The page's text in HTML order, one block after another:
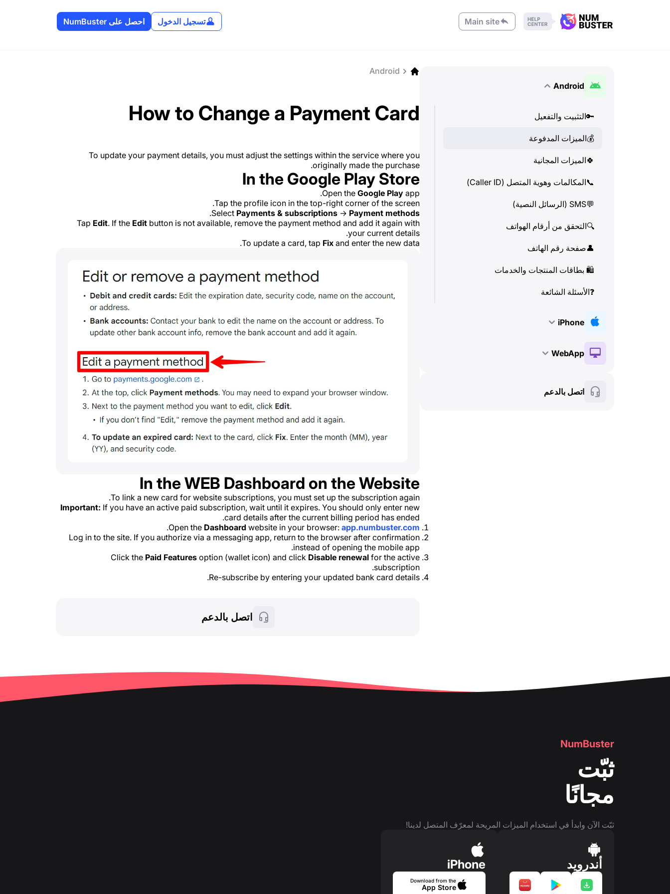
Main site تسجيل الدخول احصل على NumBuster
Android
🔑التثبيت والتفعيل
💰الميزات المدفوعة
🍀الميزات المجانية
📞المكالمات وهوية المتصل (Caller ID)
💬SMS (الرسائل النصية)
🔍التحقق من أرقام الهواتف
👤صفحة رقم الهاتف
🛍 ️ بطاقات المنتجات والخدمات
❓الأسئلة الشائعة
iPhone
🔑 التثبيت والتفعيل
🍀 الميزات المجانية
WebApp
اتصل بالدعم
Android
How to Change a Payment Card
To update your payment details, you must adjust the settings within the service where you
originally made the purchase.
In the Google Play Store
Open the Google Play app.
Tap the profile icon in the top-right corner of the screen.
Select Payments & subscriptions → Payment methods
.
Tap Edit. If the Edit button is not available, remove the payment method and add it again with
your current details.
To update a card, tap Fix and enter the new data.
In the WEB Dashboard on the Website
To link a new card for website subscriptions, you must set up the subscription again.
Important: If you have an active paid subscription, wait until it expires. You should only enter new
card details after the current billing period has ended.
Open the Dashboard website in your browser: app.numbuster.com
.
Log in to the site. If you authorize via a messaging app, return to the browser after confirmation
instead of opening the mobile app.
Click the Paid Features option (wallet icon) and click Disable renewal for the active
subscription.
Re-subscribe by entering your updated bank card details.
اتصل بالدعم
NumBuster
ثبّت
مجانًا
ثبّت الآن وابدأ في استخدام الميزات المريحة لمعرّف المتصل لدينا!
أندرويد iPhone
Download from the
App Store